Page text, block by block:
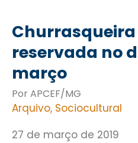
reservada no
março
Por APCEF/MG
Arquivo, Sociocultural
27 de março de 2019